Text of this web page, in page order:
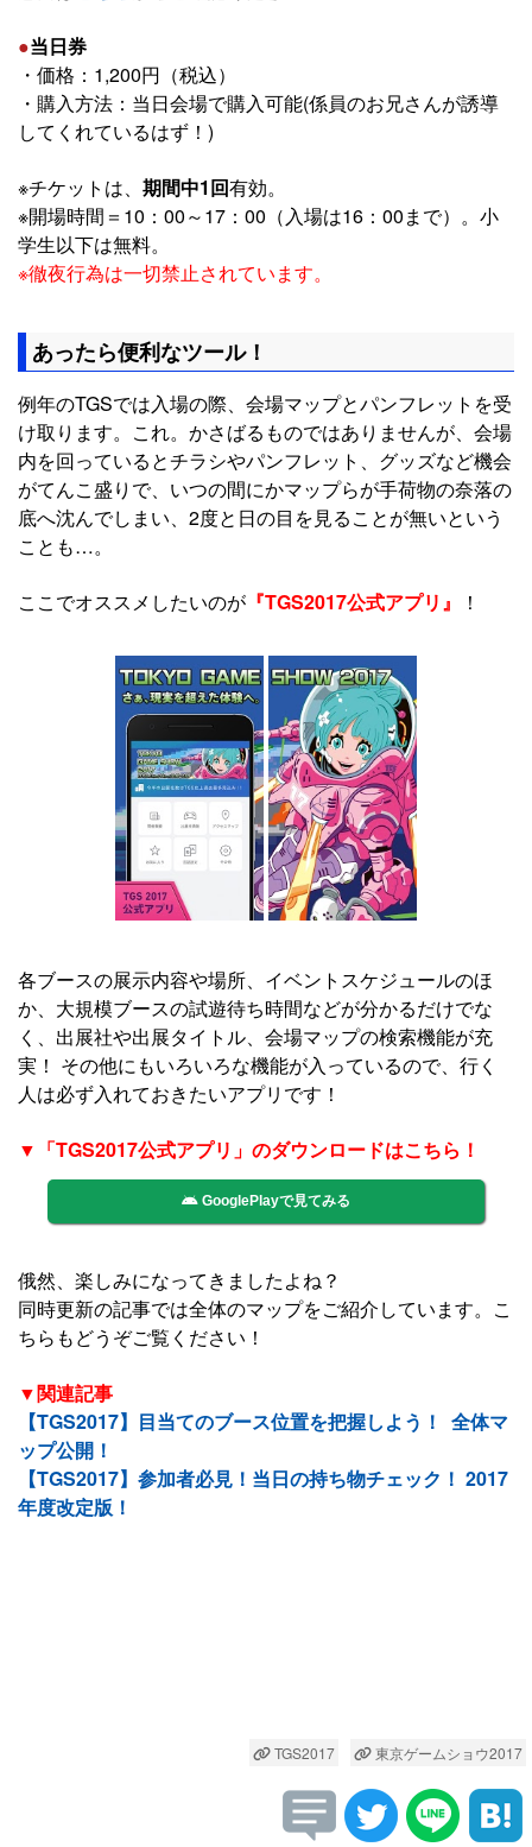
●当日券
・価格：1,200円（税込）
・購入方法：当日会場で購入可能(係員のお兄さんが誘導
してくれているはず！)
※チケットは、 期間中1回有効。
※開場時間＝10：00～17：00（入場は16：00まで）。小
学生以下は無料。
※徹夜行為は一切禁止されています。
あったら便利なツール！
例年のTGSでは入場の際、会場マップとパンフレットを受
け取ります。これ。かさばるものではありませんが、会場
内を回っているとチラシやパンフレット、グッズなど機会
がてんこ盛りで、いつの間にかマップらが手荷物の奈落の
底へ沈んでしまい、2度と日の目を見ることが無いという
ことも…。
ここでオススメしたいのが 『TGS2017公式アプリ』 ！
各ブースの展示内容や場所、イベントスケジュールのほ
か、大規模ブースの試遊待ち時間などが分かるだけでな
く、出展社や出展タイトル、会場マップの検索機能が充
実！ その他にもいろいろな機能が入っているので、行く
人は必ず入れておきたいアプリです！
▼「TGS2017公式アプリ」のダウンロードはこちら！
GooglePlayで見てみる
俄然、楽しみになってきましたよね？
同時更新の記事では全体のマップをご紹介しています。こ
ちらもどうぞご覧ください！
▼関連記事
【TGS2017】目当てのブース位置を把握しよう！ 全体マ
ップ公開！
【TGS2017】参加者必見！当日の持ち物チェック！ 2017
年度改定版！
TGS2017 東京ゲームショウ2017